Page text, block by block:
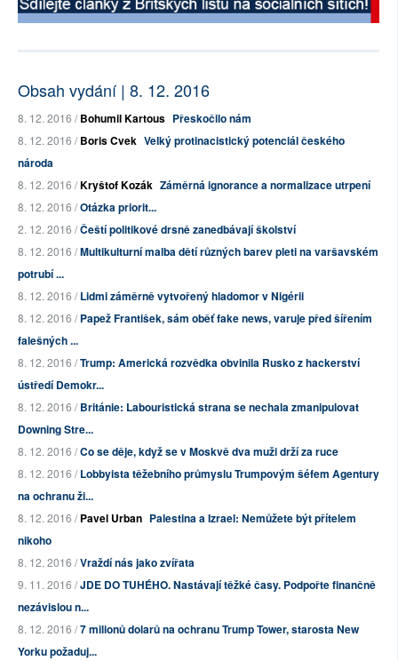
Obsah vydání | 8. 12. 2016
8. 12. 2016 /Bohumil Kartous Přeskočilo nám
8. 12. 2016 /Boris Cvek Velký protinacistický potenciál českého
národa
8. 12. 2016 /Kryštof Kozák Záměrná ignorance a normalizace utrpení
8. 12. 2016 /Otázka priorit...
2. 12. 2016 /Čeští politikové drsně zanedbávají školství
8. 12. 2016 /Multikulturní malba dětí různých barev pleti na varšavském
potrubí ...
8. 12. 2016 /Lidmi záměrně vytvořený hladomor v Nigérii
8. 12. 2016 /Papež František, sám oběť fake news, varuje před šířením
falešných ...
8. 12. 2016 /Trump: Americká rozvědka obvinila Rusko z hackerství
ústředí Demokr...
8. 12. 2016 /Británie: Labouristická strana se nechala zmanipulovat
Downing Stre...
8. 12. 2016 /Co se děje, když se v Moskvě dva muži drží za ruce
8. 12. 2016 /Lobbyista těžebního průmyslu Trumpovým šéfem Agentury
na ochranu ži...
8. 12. 2016 /Pavel Urban Palestina a Izrael: Nemůžete být přítelem
nikoho
8. 12. 2016 /Vraždí nás jako zvířata
9. 11. 2016 /JDE DO TUHÉHO. Nastávají těžké časy. Podpořte finančně
nezávislou n...
8. 12. 2016 /7 milionů dolarů na ochranu Trump Tower, starosta New
Yorku požaduj...